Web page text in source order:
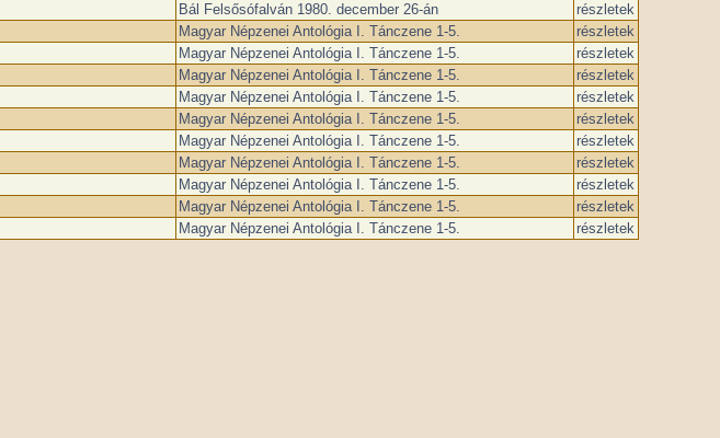
Bál Felsősófalván 1980. december 26-án
részletek
Magyar Népzenei Antológia I. Tánczene 1-5.
részletek
Magyar Népzenei Antológia I. Tánczene 1-5.
részletek
Magyar Népzenei Antológia I. Tánczene 1-5.
részletek
Magyar Népzenei Antológia I. Tánczene 1-5.
részletek
Magyar Népzenei Antológia I. Tánczene 1-5.
részletek
Magyar Népzenei Antológia I. Tánczene 1-5.
részletek
Magyar Népzenei Antológia I. Tánczene 1-5.
részletek
Magyar Népzenei Antológia I. Tánczene 1-5.
részletek
Magyar Népzenei Antológia I. Tánczene 1-5.
részletek
Magyar Népzenei Antológia I. Tánczene 1-5. részletek